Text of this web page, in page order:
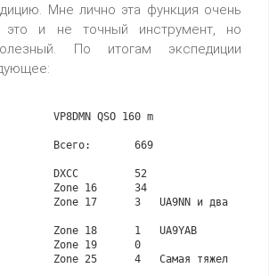
Мне лично эта функция очень
это и не точный инструмент, но
По итогам экспедиции